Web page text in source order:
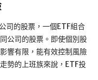
司的股票，一個ETF組合
公司的股票。即使個別股
響有限，能有效控制風險
勢的上班族來說，ETF投